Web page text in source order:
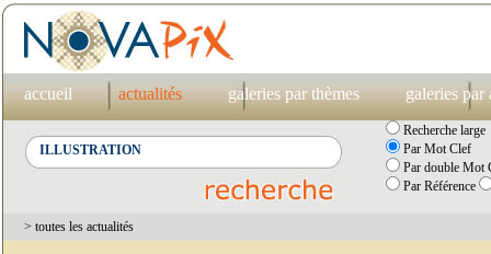
accueil actualités galeries par thèmes galeries par
Recherche large
Par Mot Clef
Par double Mot
Par Référence
> toutes les actualités